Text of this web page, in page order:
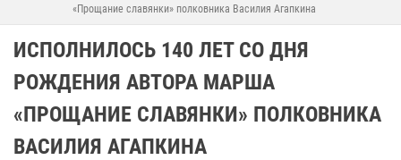
«Прощание славянки» полковника Василия Агапкина
ИСПОЛНИЛОСЬ 140 ЛЕТ СО ДНЯ
РОЖДЕНИЯ АВТОРА МАРША
«ПРОЩАНИЕ СЛАВЯНКИ» ПОЛКОВНИКА
ВАСИЛИЯ АГАПКИНА